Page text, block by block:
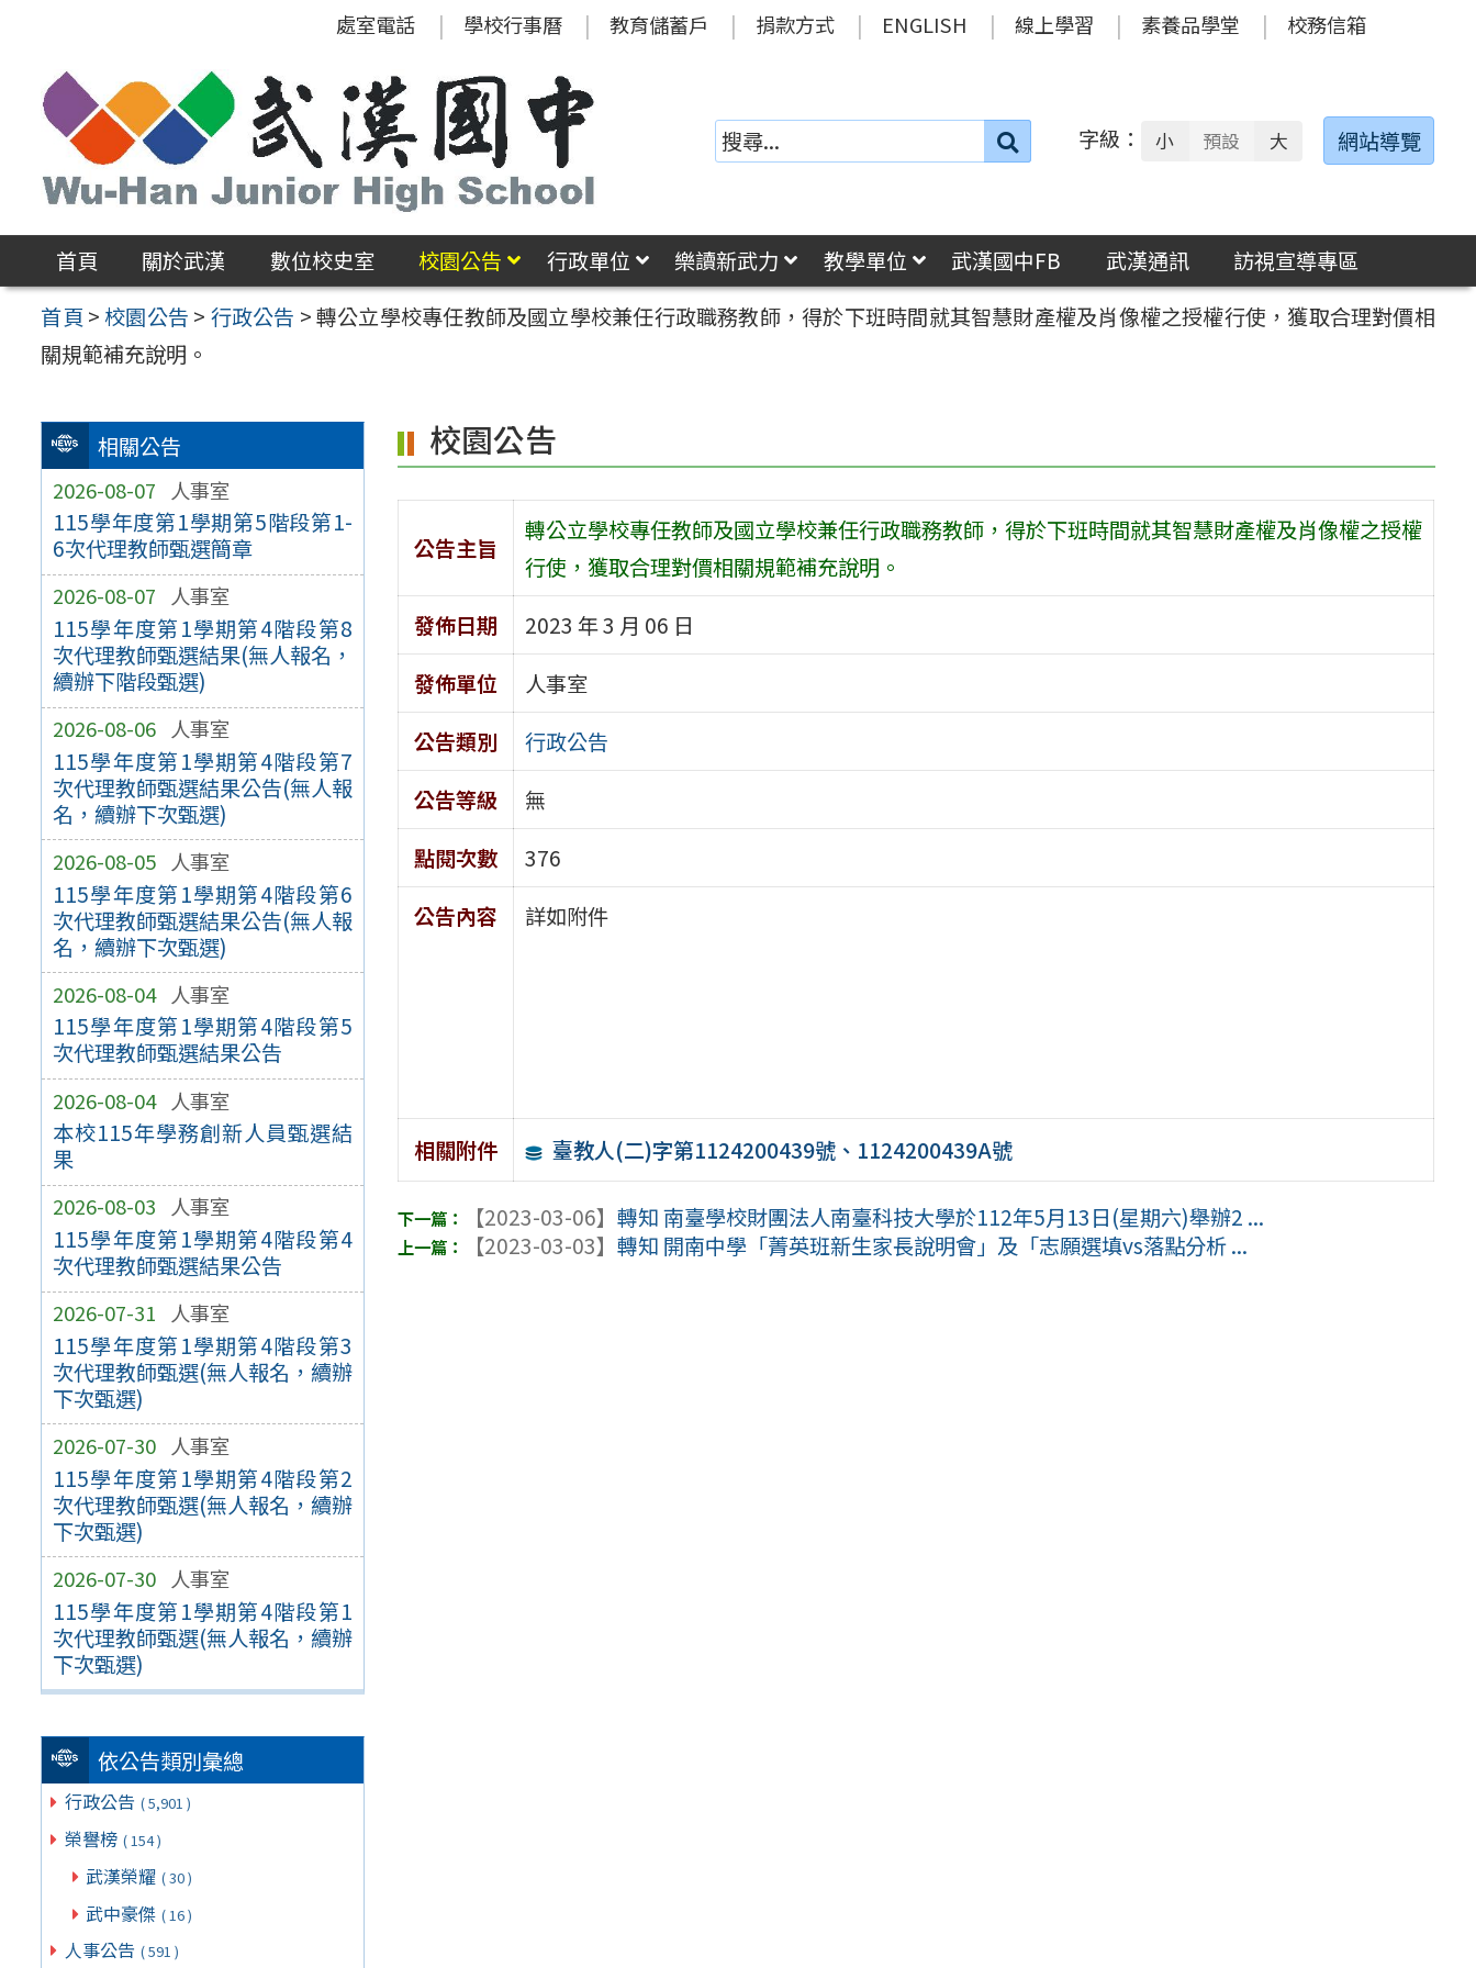
區
處室電話 學校行事曆 教育儲蓄戶 捐款方式 ENGLISH 線上學習 素養品學堂 校務信箱
搜
字級： 小 預設 大 網站導覽
首頁 關於武漢 數位校史室 校園公告 行政單位 樂讀新武力 教學單位 武漢國中FB 武漢通訊
訪視宣導專區
首頁 >校園公告 > 行政公告 >轉公立學校專任教師及國立學校兼任行政職務教師，得於下班時間就其智慧財產權及肖像權之授權行使，獲取合理對價相
關規範補充說明。
相關公告
2026-08-07 人事室
115學年度第1學期第5階段第1-
6次代理教師甄選簡章
2026-08-07 人事室
115學年度第1學期第4階段第8
次代理教師甄選結果(無人報名，
續辦下階段甄選)
2026-08-06 人事室
115學年度第1學期第4階段第7
次代理教師甄選結果公告(無人報
名，續辦下次甄選)
2026-08-05 人事室
115學年度第1學期第4階段第6
次代理教師甄選結果公告(無人報
名，續辦下次甄選)
2026-08-04 人事室
115學年度第1學期第4階段第5
次代理教師甄選結果公告
2026-08-04 人事室
本校115年學務創新人員甄選結
果
2026-08-03 人事室
115學年度第1學期第4階段第4
次代理教師甄選結果公告
2026-07-31 人事室
115學年度第1學期第4階段第3
次代理教師甄選(無人報名，續辦
下次甄選)
2026-07-30 人事室
115學年度第1學期第4階段第2
次代理教師甄選(無人報名，續辦
下次甄選)
2026-07-30 人事室
115學年度第1學期第4階段第1
次代理教師甄選(無人報名，續辦
下次甄選)
依公告類別彙總
行政公告 ( 5,901 )
榮譽榜 ( 154 )
武漢榮耀 ( 30 )
武中豪傑 ( 16 )
人事公告 ( 591 )
校園公告
公告主旨
轉公立學校專任教師及國立學校兼任行政職務教師，得於下班時間就其智慧財產權及肖像權之授權
行使，獲取合理對價相關規範補充說明。
發佈日期
2023 年 3 月 06 日
發佈單位
人事室
公告類別
行政公告
公告等級
無
點閱次數
376
公告內容
詳如附件
相關附件 臺教人(二)字第1124200439號、1124200439A號
【2023-03-06】轉知 南臺學校財團法人南臺科技大學於112年5月13日(星期六)舉辦2 ...
【2023-03-03】轉知 開南中學「菁英班新生家長說明會」及「志願選填vs落點分析 ...